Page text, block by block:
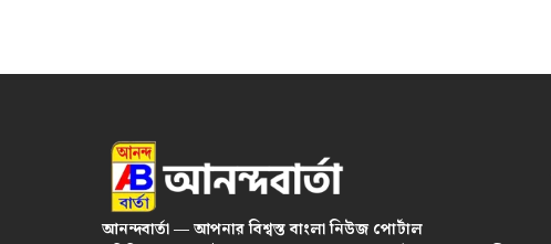
আনন্দবার্তা — আপনার বিশ্বস্ত বাংলা নিউজ পোর্টাল